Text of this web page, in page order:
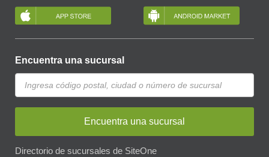
Encuentra una sucursal
Encuentra una sucursal
Directorio de sucursales de SiteOne